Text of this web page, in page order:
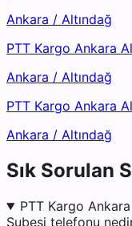
Ankara / Altındağ
PTT Kargo Ankara
Ankara / Altındağ
PTT Kargo Ankara
Ankara / Altındağ
Sık Sorulan
PTT Kargo
Şubesi telefonu